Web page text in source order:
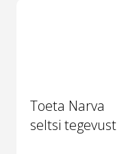
Toeta Narva
seltsi tegevust